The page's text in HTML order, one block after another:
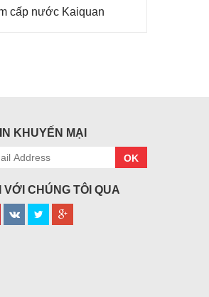
cấp nước Kaiquan
KHUYẾN MẠI
OK
VỚI CHÚNG TÔI QUA